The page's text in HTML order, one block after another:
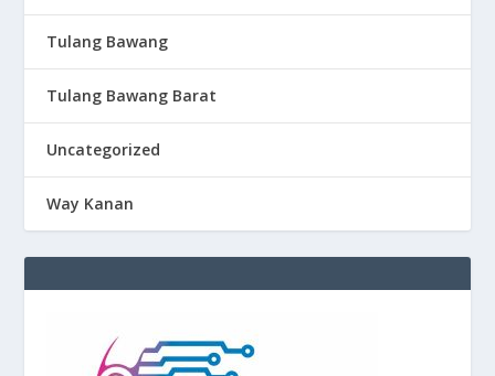
Tulang Bawang
Tulang Bawang Barat
Uncategorized
Way Kanan